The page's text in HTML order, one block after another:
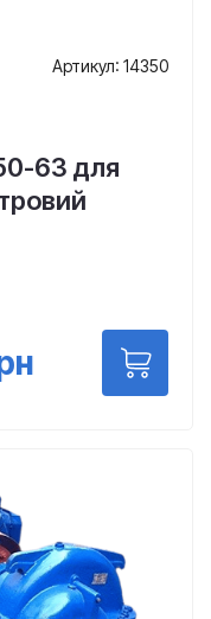
Артикул: 14350
63 для